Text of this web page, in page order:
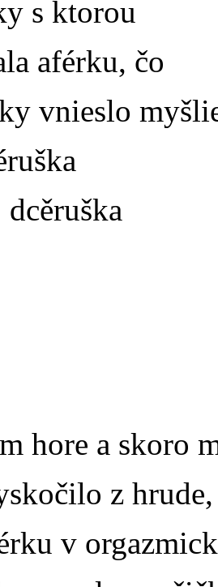
s ktorou
aférku, čo
vnieslo
hore a skoro
z
v